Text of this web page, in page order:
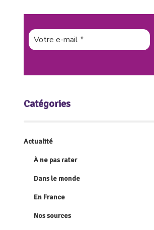
Catégories
Actualité
À ne pas rater
Dans le monde
En France
Nos sources